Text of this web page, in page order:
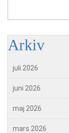
Arkiv
juli 2026
juni 2026
maj 2026
mars 2026